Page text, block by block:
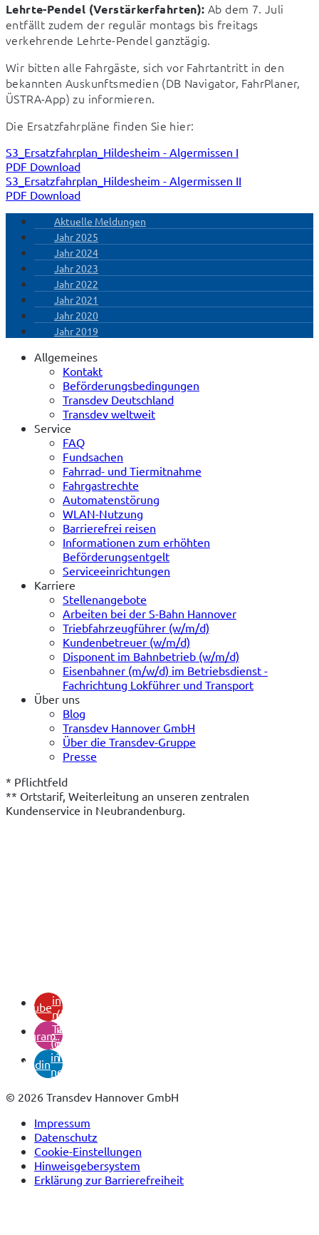
Lehrte-Pendel (Verstärkerfahrten): Ab dem 7. Juli
entfällt zudem der regulär montags bis freitags
verkehrende Lehrte-Pendel ganztägig.
Wir bitten alle Fahrgäste, sich vor Fahrtantritt in den
bekannten Auskunftsmedien (DB Navigator, FahrPlaner,
ÜSTRA-App) zu informieren.
Die Ersatzfahrpläne finden Sie hier:
S3_Ersatzfahrplan_Hildesheim - Algermissen I
PDF Download
S3_Ersatzfahrplan_Hildesheim - Algermissen II
PDF Download
Aktuelle Meldungen
Jahr 2025
Jahr 2024
Jahr 2023
Jahr 2022
Jahr 2021
Jahr 2020
Jahr 2019
Allgemeines
Kontakt
Beförderungsbedingungen
Transdev Deutschland
Transdev weltweit
Service
FAQ
Fundsachen
Fahrrad- und Tiermitnahme
Fahrgastrechte
Automatenstörung
WLAN-Nutzung
Barrierefrei reisen
Informationen zum erhöhten
Beförderungsentgelt
Serviceeinrichtungen
Karriere
Stellenangebote
Arbeiten bei der S-Bahn Hannover
Triebfahrzeugführer (w/m/d)
Kundenbetreuer (w/m/d)
Disponent im Bahnbetrieb (w/m/d)
Eisenbahner (m/w/d) im Betriebsdienst -
Fachrichtung Lokführer und Transport
Über uns
Blog
Transdev Hannover GmbH
Über die Transdev-Gruppe
Presse
* Pflichtfeld
** Ortstarif, Weiterleitung an unseren zentralen
Kundenservice in Neubrandenburg.
youtubein
neuem
Tab)
instagram
(öffnet
in
neuem
Tab)
linkedin
(öffnet
in
neuem
© 2026 Transdev Hannover GmbH
Impressum
Datenschutz
Cookie-Einstellungen
Hinweisgebersystem
Erklärung zur Barrierefreiheit